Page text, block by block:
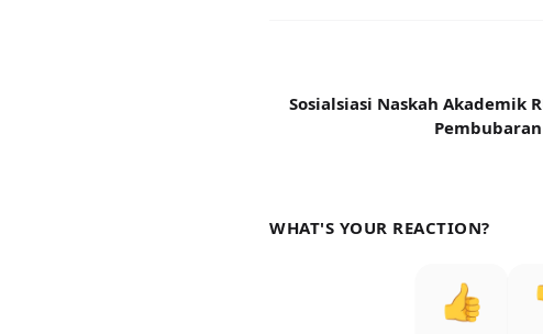
Sosialsiasi Naskah Akademik
WHAT'S YOUR REACTION?